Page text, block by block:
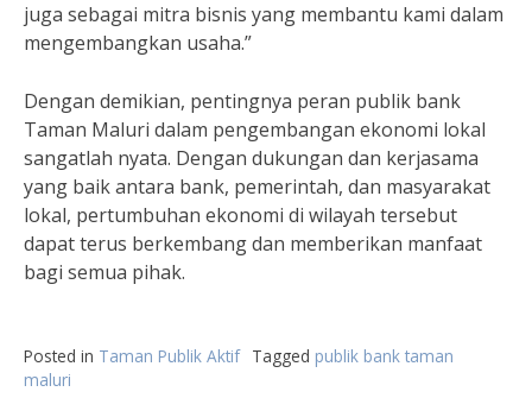
juga sebagai mitra bisnis yang membantu kami dalam
mengembangkan usaha.”
Dengan demikian, pentingnya peran publik bank
Taman Maluri dalam pengembangan ekonomi lokal
sangatlah nyata. Dengan dukungan dan kerjasama
yang baik antara bank, pemerintah, dan masyarakat
lokal, pertumbuhan ekonomi di wilayah tersebut
dapat terus berkembang dan memberikan manfaat
bagi semua pihak.
Posted in Taman Publik Aktif Tagged publik bank taman
maluri